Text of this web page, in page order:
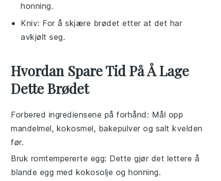
honning.
Kniv: For å skjære brødet etter at det har
avkjølt seg.
Hvordan Spare Tid På Å Lage
Dette Brødet
Forbered ingrediensene på forhånd : Mål opp
mandelmel, kokosmel, bakepulver og salt kvelden
før.
Bruk romtempererte egg: Dette gjør det lettere å
blande egg med kokosolje oghonning.